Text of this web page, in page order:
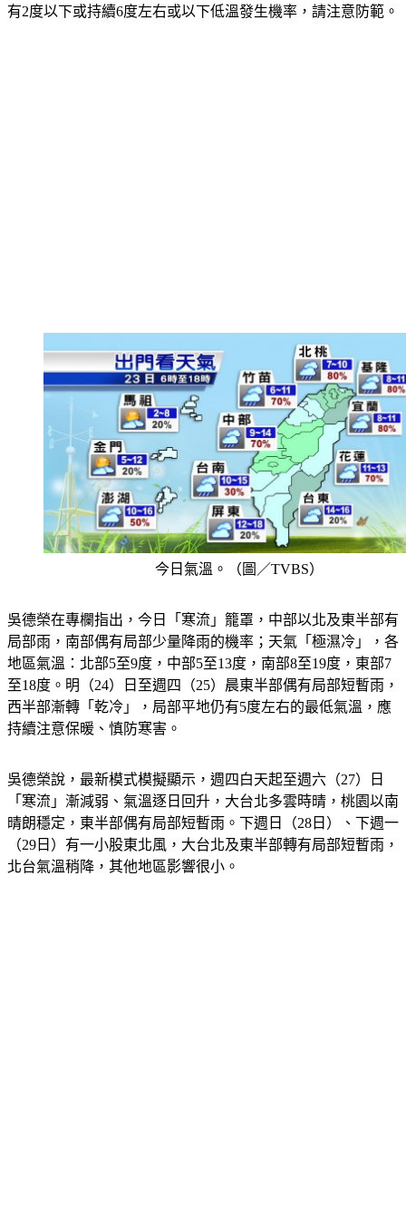
有2度以下或持續6度左右或以下低溫發生機率，請注意防範。
今日氣溫。（圖／TVBS）
吳德榮在專欄指出，今日「寒流」籠罩，中部以北及東半部有
局部雨，南部偶有局部少量降雨的機率；天氣「極濕冷」，各
地區氣溫：北部5至9度，中部5至13度，南部8至19度，東部7
至18度。明（24）日至週四（25）晨東半部偶有局部短暫雨，
西半部漸轉「乾冷」，局部平地仍有5度左右的最低氣溫，應
持續注意保暖、慎防寒害。
吳德榮說，最新模式模擬顯示，週四白天起至週六（27）日
「寒流」漸減弱、氣溫逐日回升，大台北多雲時晴，桃園以南
晴朗穩定，東半部偶有局部短暫雨。下週日（28日）、下週一
（29日）有一小股東北風，大台北及東半部轉有局部短暫雨，
北台氣溫稍降，其他地區影響很小。